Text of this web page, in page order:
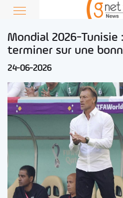
Mondial 2026-Tunisie
terminer sur une
24-06-2026